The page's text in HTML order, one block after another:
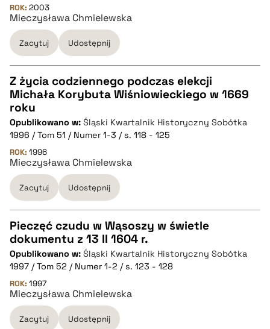
BIBTEX
pobierz cytat
ROK: 2003
Mieczysława Chmielewska
Zacytuj Udostępnij
CZYSTY TEKST
pobierz cytat
BIBTEX
pobierz cytat
Z życia codziennego podczas elekcji
Michała Korybuta Wiśniowieckiego w 1669
roku
Opublikowano w: Śląski Kwartalnik Historyczny Sobótka
1996 / Tom 51 / Numer 1-3 / s. 118 - 125
ROK: 1996
Mieczysława Chmielewska
Zacytuj Udostępnij
CZYSTY TEKST
pobierz cytat
BIBTEX
Pieczęć czudu w Wąsoszy w świetle
dokumentu z 13 II 1604 r.
Opublikowano w: Śląski Kwartalnik Historyczny Sobótka
1997 / Tom 52 / Numer 1-2 / s. 123 - 128
ROK: 1997
Mieczysława Chmielewska
Zacytuj Udostępnij